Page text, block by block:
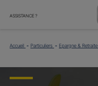
ASSISTANCE ?
Accueil Particuliers Epargne & Retraite